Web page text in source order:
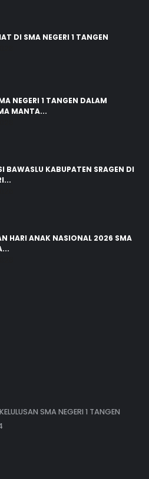
DI SMA NEGERI 1 TANGEN
NEGERI 1 TANGEN DALAM
MANTA...
BAWASLU KABUPATEN SRAGEN DI
HARI ANAK NASIONAL 2026 SMA
SMA NEGERI 1 TANGEN